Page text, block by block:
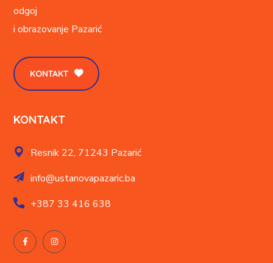
odgoj
i obrazovanje Pazarić
KONTAKT
KONTAKT
Resnik 22, 71243 Pazarić
info@ustanovapazaric.ba
+38733 416 638